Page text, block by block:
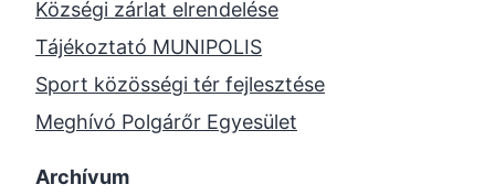
Községi zárlat elrendelése
Tájékoztató MUNIPOLIS
Sport közösségi tér fejlesztése
Meghívó Polgárőr Egyesület
Archívum